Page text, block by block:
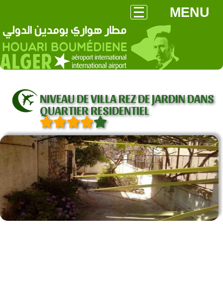
MENU
NIVEAU DE VILLA REZ DE JARDIN DANS
QUARTIER RESIDENTIEL